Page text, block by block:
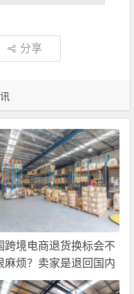
分享
跨境电商退货换标会不
麻烦？卖家是退回国内
在海外直接处理？